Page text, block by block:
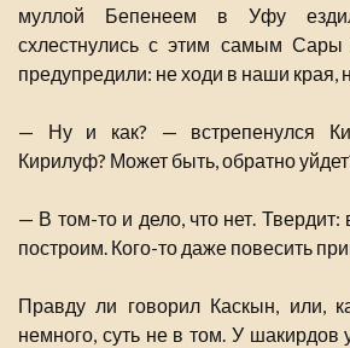
муллой Бепенеем в Уфу
схлестнулись с этим самым
предупредили: не ходи в наши края,
— Ну и как? — встрепенулся
Кирилуф? Может быть, обратно
— В том-то и дело, что нет. Твердит:
построим. Кого-то даже повесить
Правду ли говорил Каскын, или,
немного, суть не в том. У шакирдов